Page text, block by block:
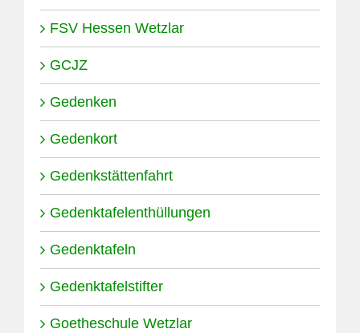
FSV Hessen Wetzlar
GCJZ
Gedenken
Gedenkort
Gedenkstättenfahrt
Gedenktafelenthüllungen
Gedenktafeln
Gedenktafelstifter
Goetheschule Wetzlar